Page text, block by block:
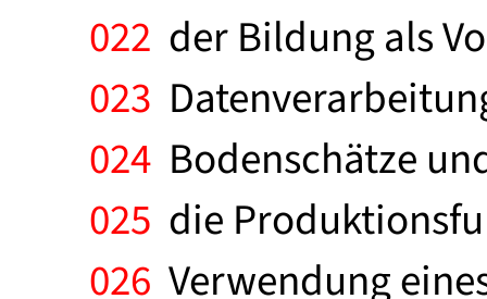
022 der Bildung als
023
024 Bodenschätze
025 die
026 Verwendung